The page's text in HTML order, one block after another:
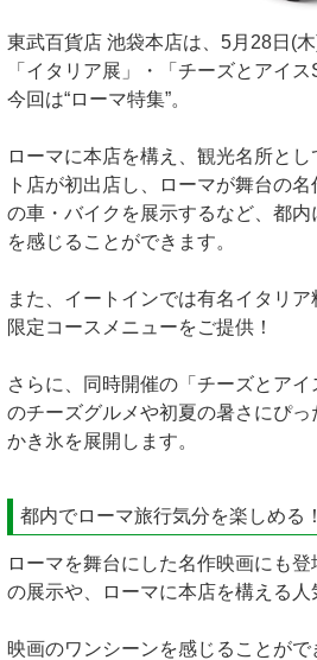
東武百貨店 池袋本店は、5月28日(木
「イタリア展」・「チーズとアイ
今回は“ローマ特集”。
ローマに本店を構え、観光名所と
ト店が初出店し、ローマが舞台の
の車・バイクを展示するなど、都
を感じることができます。
また、イートインでは有名イタリ
限定コースメニューをご提供！
さらに、同時開催の「チーズとア
のチーズグルメや初夏の暑さにぴっ
かき氷を展開します。
都内でローマ旅行気分を楽しめる！
ローマを舞台にした名作映画にも
の展示や、ローマに本店を構える人
映画のワンシーンを感じることがで